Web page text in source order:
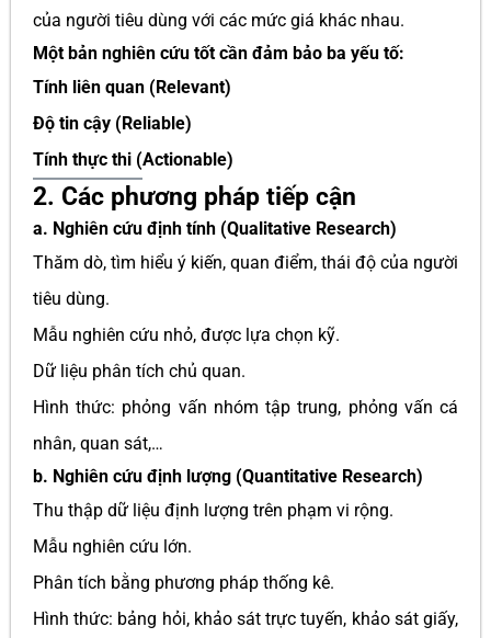
của người tiêu dùng với các mức giá khác nhau.
Một bản nghiên cứu tốt cần đảm bảo ba yếu tố:
Tính liên quan (Relevant)
Độ tin cậy (Reliable)
Tính thực thi (Actionable)
2. Các phương pháp tiếp cận
a. Nghiên cứu định tính (Qualitative Research)
Thăm dò, tìm hiểu ý kiến, quan điểm, thái độ của người
tiêu dùng.
Mẫu nghiên cứu nhỏ, được lựa chọn kỹ.
Dữ liệu phân tích chủ quan.
Hình thức: phỏng vấn nhóm tập trung, phỏng vấn cá
nhân, quan sát,…
b. Nghiên cứu định lượng (Quantitative Research)
Thu thập dữ liệu định lượng trên phạm vi rộng.
Mẫu nghiên cứu lớn.
Phân tích bằng phương pháp thống kê.
Hình thức: bảng hỏi, khảo sát trực tuyến, khảo sát giấy,